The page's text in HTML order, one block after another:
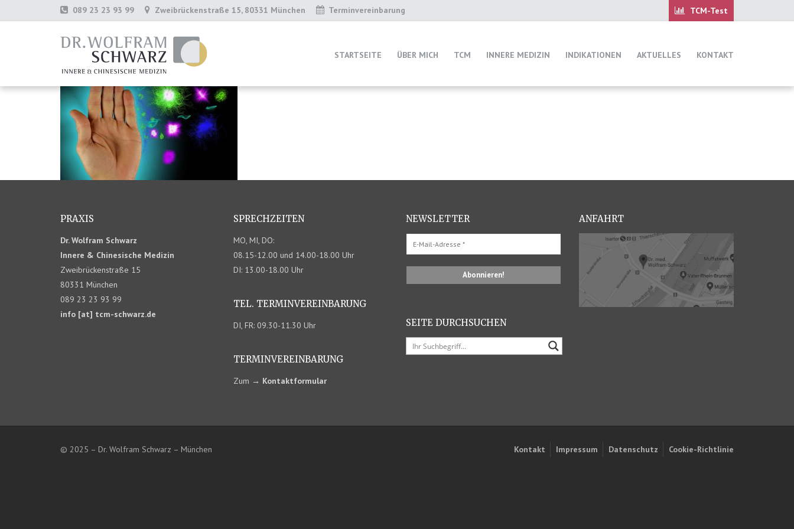
089 23 23 93 99 Zweibrückenstraße 15, 80331 München Terminvereinbarung
STARTSEITE ÜBER MICH TCM INNERE MEDIZIN INDIKATIONEN AKTUELLES KONTAKT
PRAXIS
Dr. Wolfram Schwarz
Innere & Chinesische Medizin
Zweibrückenstraße 15
80331 München
089 23 23 93 99
info [at] tcm-schwarz.de
SPRECHZEITEN
MO, MI, DO:
08.15-12.00 und 14.00-18.00 Uhr
DI: 13.00-18.00 Uhr
TEL. TERMIN­VEREINBARUNG
DI, FR: 09.30-11.30 Uhr
TERMIN­VEREINBARUNG
Zum → Kontaktformular
NEWSLETTER
SEITE DURCHSUCHEN
ANFAHRT
© 2025 – Dr. Wolfram Schwarz – München Kontakt Impressum Datenschutz Cookie-Richtlinie